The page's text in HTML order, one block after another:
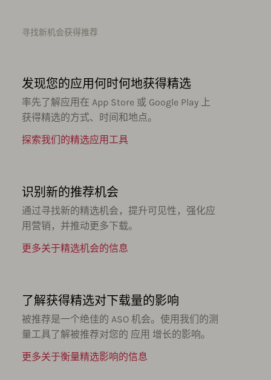
寻找新机会获得推荐
发现您的应用何时何地获得精选
率先了解应用在 App Store 或 Google Play 上
获得精选的方式、时间和地点。
探索我们的精选应用工具
识别新的推荐机会
通过寻找新的精选机会，提升可见性，强化应
用营销，并推动更多下载。
更多关于精选机会的信息
了解获得精选对下载量的影响
被推荐是一个绝佳的 ASO 机会。使用我们的测
量工具了解被推荐对您的 应用 增长的影响。
更多关于衡量精选影响的信息